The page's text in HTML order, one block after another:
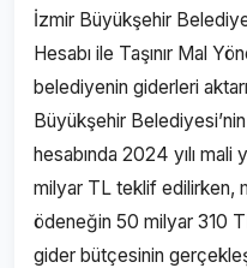
İzmir Büyükşehir
Hesabı ile Taşınır Mal
belediyenin giderleri
Büyükşehir
hesabında 2024 yılı mali
milyar TL teklif edilirken,
ödeneğin 50 milyar 310
gider bütçesinin